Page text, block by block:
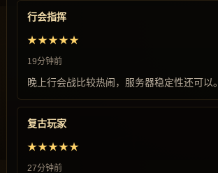
行会指挥
★★★★★
19分钟前
晚上行会战比较热闹，服务器稳定性还可以。
复古玩家
★★★★★
27分钟前